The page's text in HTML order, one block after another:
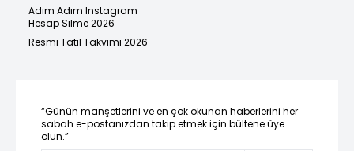
Adım Adım Instagram
Hesap Silme 2026
Resmi Tatil Takvimi 2026
“Günün manşetlerini ve en çok okunan haberlerini her
sabah e-postanızdan takip etmek için bültene üye
olun.”